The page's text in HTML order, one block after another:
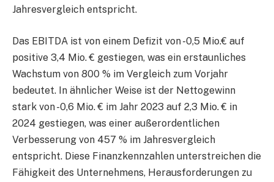
Jahresvergleich entspricht.
Das EBITDA ist von einem Defizit von -0,5 Mio.€ auf
positive 3,4 Mio. € gestiegen, was ein erstaunliches
Wachstum von 800 % im Vergleich zum Vorjahr
bedeutet. In ähnlicher Weise ist der Nettogewinn
stark von -0,6 Mio. € im Jahr 2023 auf 2,3 Mio. € in
2024 gestiegen, was einer außerordentlichen
Verbesserung von 457 % im Jahresvergleich
entspricht. Diese Finanzkennzahlen unterstreichen die
Fähigkeit des Unternehmens, Herausforderungen zu